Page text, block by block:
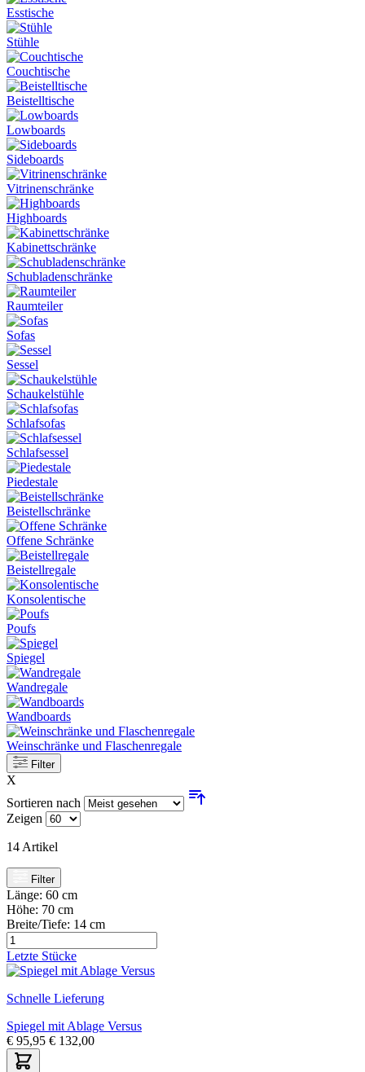
Esstische
Stühle
Couchtische
Beistelltische
Lowboards
Sideboards
Vitrinenschränke
Highboards
Kabinettschränke
Schubladenschränke
Raumteiler
Sofas
Sessel
Schaukelstühle
Schlafsofas
Schlafsessel
Piedestale
Beistellschränke
Offene Schränke
Beistellregale
Konsolentische
Poufs
Spiegel
Wandregale
Wandboards
Weinschränke und Flaschenregale
Filter
X
Sortieren nach
Zeigen
14 Artikel
Filter
Länge: 60 cm
Höhe: 70 cm
Breite/Tiefe: 14 cm
Letzte Stücke
Schnelle Lieferung
Spiegel mit Ablage Versus
€ 95,95 € 132,00